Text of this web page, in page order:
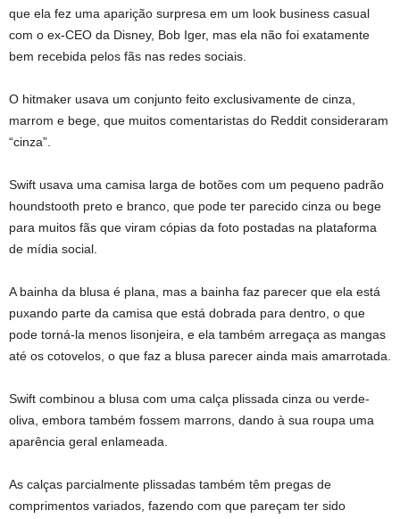
que ela fez uma aparição surpresa em um look business casual
com o ex-CEO da Disney, Bob Iger, mas ela não foi exatamente
bem recebida pelos fãs nas redes sociais.
O hitmaker usava um conjunto feito exclusivamente de cinza,
marrom e bege, que muitos comentaristas do Reddit consideraram
“cinza”.
Swift usava uma camisa larga de botões com um pequeno padrão
houndstooth preto e branco, que pode ter parecido cinza ou bege
para muitos fãs que viram cópias da foto postadas na plataforma
de mídia social.
A bainha da blusa é plana, mas a bainha faz parecer que ela está
puxando parte da camisa que está dobrada para dentro, o que
pode torná-la menos lisonjeira, e ela também arregaça as mangas
até os cotovelos, o que faz a blusa parecer ainda mais amarrotada.
Swift combinou a blusa com uma calça plissada cinza ou verde-
oliva, embora também fossem marrons, dando à sua roupa uma
aparência geral enlameada.
As calças parcialmente plissadas também têm pregas de
comprimentos variados, fazendo com que pareçam ter sido